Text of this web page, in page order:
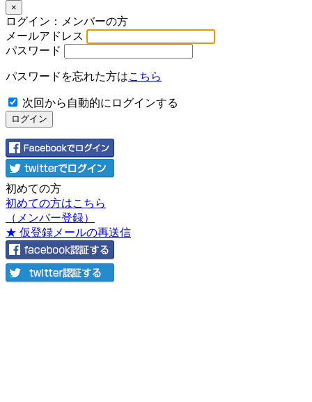
×
ログイン：メンバーの方
メールアドレス
パスワード
パスワードを忘れた方はこちら
次回から自動的にログインする
初めての方
初めての方はこちら
（メンバー登録）
★ 仮登録メールの再送信